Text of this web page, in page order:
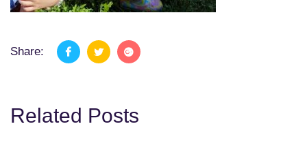
Share:
Related Posts